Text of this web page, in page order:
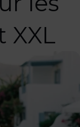
XXL